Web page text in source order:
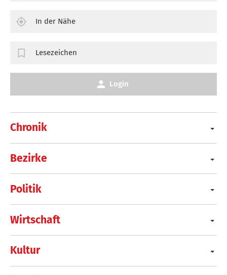
Chronik
Bezirke
Politik
Wirtschaft
Kultur
In der Nähe
Lesezeichen
Login